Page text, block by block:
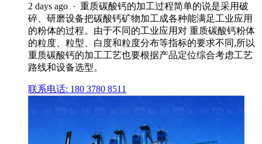
2 days ago · 重质碳酸钙的加工过程简单的说是采用破
碎、研磨设备把碳酸钙矿物加工成各种能满足工业应用
的粉体的过程。由于不同的工业应用对 重质碳酸钙粉体
的粒度、粒型、白度和粒度分布等指标的要求不同,所以
重质碳酸钙的加工工艺也要根据产品定位综合考虑工艺
路线和设备选型。
联系电话: 180 3780 8511